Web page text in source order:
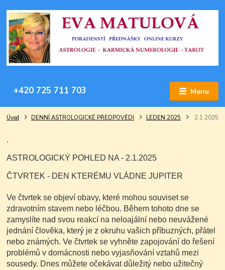
Menu
+420 725 711 703
Úvod DENNÍ ASTROLOGICKÉ PŘEDPOVĚDI LEDEN 2025 2.1.2025
.
ASTROLOGICKÝ POHLED NA - 2.1.2025
ČTVRTEK - DEN KTERÉMU VLÁDNE JUPITER
Ve čtvrtek se objeví obavy, které mohou souviset se
zdravotním stavem nebo léčbou. Během tohoto dne se
zamyslíte nad svou reakcí na neloajální nebo neuvážené
jednání člověka, který je z okruhu vašich příbuzných, přátel
nebo známých. Ve čtvrtek se vyhněte zapojování do řešení
problémů v domácnosti nebo vyjasňování vztahů mezi
sousedy. Dnes můžete očekávat důležitý nebo užitečný